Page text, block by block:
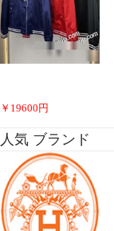
￥ 19600 円
人気 ブランド